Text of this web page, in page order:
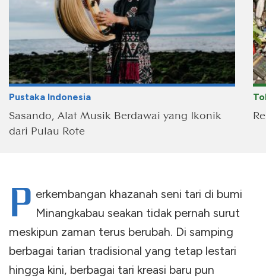
Pustaka Indonesia
Sasando, Alat Musik Berdawai yang Ikonik
dari Pulau Rote
P erkembangan khazanah seni tari di bumi
Minangkabau seakan tidak pernah surut
meskipun zaman terus berubah. Di samping
berbagai tarian tradisional yang tetap lestari
hingga kini, berbagai tari kreasi baru pun